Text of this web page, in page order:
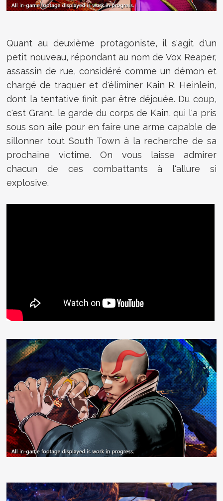
Quant au deuxième protagoniste, il s'agit d'un
petit nouveau, répondant au nom deVox Reaper,
assassin de rue, considéré comme un démon et
chargé de traquer et d'éliminer Kain R. Heinlein,
dont la tentative finit par être déjouée. Du coup,
c'est Grant, le garde du corps de Kain, qui l'a pris
sous son aile pour en faire une arme capable de
sillonner tout South Town à la recherche de sa
prochaine victime. On vous laisse admirer
chacun de ces combattants à l'allure si
explosive.